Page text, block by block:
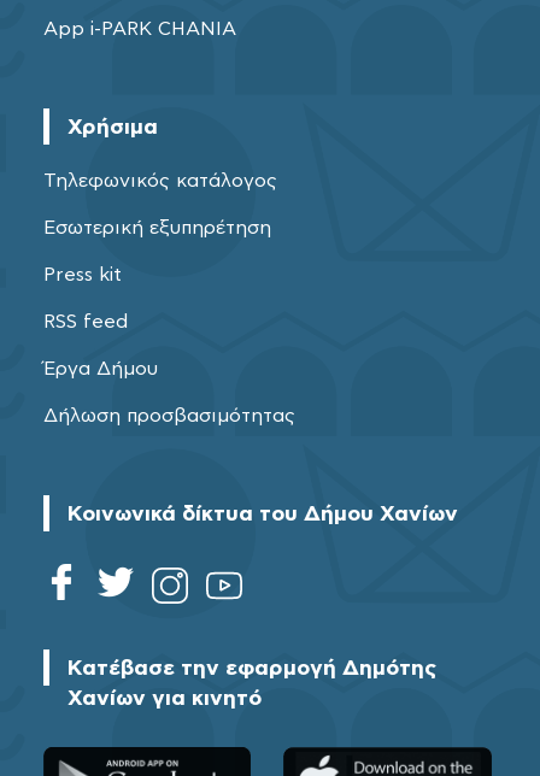
App i-PARK CHANIA
Χρήσιμα
Τηλεφωνικός κατάλογος
Εσωτερική εξυπηρέτηση
Press kit
RSS feed
Έργα Δήμου
Δήλωση προσβασιμότητας
Κοινωνικά δίκτυα του Δήμου Χανίων
Κατέβασε την εφαρμογή Δημότης
Χανίων για κινητό